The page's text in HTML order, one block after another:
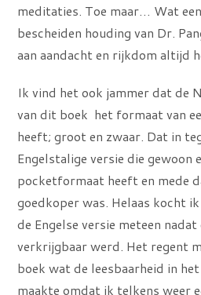
meditaties. Toe maar… Wat
bescheiden houding van Dr.
aan aandacht en rijkdom altijd
Ik vind het ook jammer dat de
van dit boek het formaat van
heeft; groot en zwaar. Dat in
Engelstalige versie die gewoon
pocketformaat heeft en mede
goedkoper was. Helaas kocht
de Engelse versie meteen
verkrijgbaar werd. Het regent
boek wat de leesbaarheid in
maakte omdat ik telkens weer